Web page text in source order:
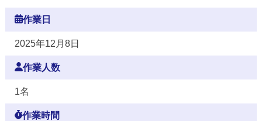
作業日
2025年12月8日
作業人数
1名
作業時間